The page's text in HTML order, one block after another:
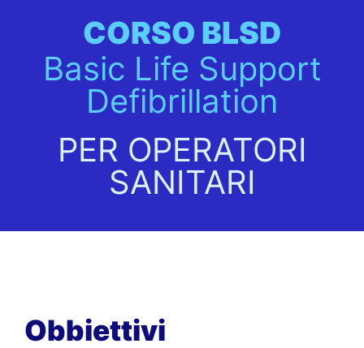
CORSO BLSD
Basic Life Support
Defibrillation
PER OPERATORI
SANITARI
Obbiettivi